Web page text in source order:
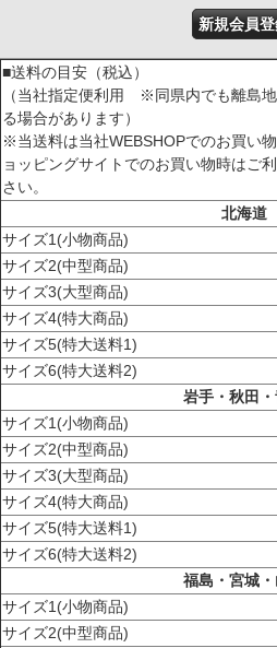
新規会員
■送料の目安（税込）
（当社指定便利用 ※同県内でも離島
る場合があります）
※当送料は当社WEBSHOPでのお買い
ョッピングサイトでのお買い物時はご
さい。
北海道
サイズ1(小物商品)
サイズ2(中型商品)
サイズ3(大型商品)
サイズ4(特大商品)
サイズ5(特大送料1)
サイズ6(特大送料2)
岩手・秋田
サイズ1(小物商品)
サイズ2(中型商品)
サイズ3(大型商品)
サイズ4(特大商品)
サイズ5(特大送料1)
サイズ6(特大送料2)
福島・宮城
サイズ1(小物商品)
サイズ2(中型商品)